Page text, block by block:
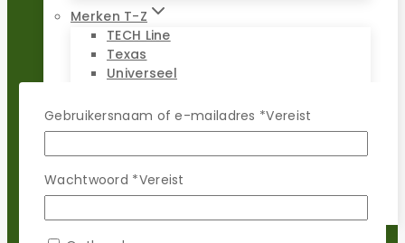
Merken T-Z
TECH Line
Texas
Universeel
Wiper
WOLF-Garten
Zoef Robot
Gebruikersnaam of e-mailadres *Vereist
Wachtwoord *Vereist